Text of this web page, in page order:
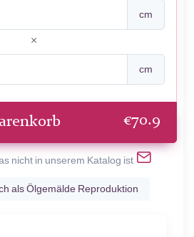
cm
cm
€70.9
nicht in unserem Katalog ist
als Ölgemälde Reproduktion